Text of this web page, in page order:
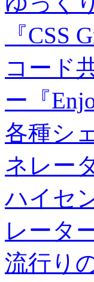
『CSS
コード
ー『
各種シ
ネレー
ハイセ
レータ
流行り